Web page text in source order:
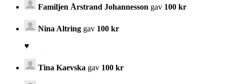
Familjen Årstrand Johannesson gav 100 kr
Nina Altring gav 100 kr
♥️
Tina Kaevska gav 100 kr